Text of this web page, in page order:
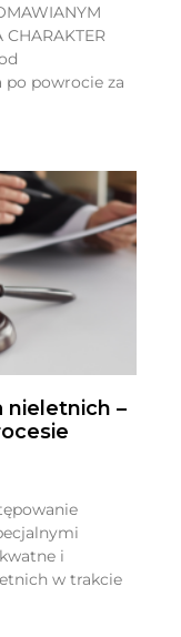
po powrocie za
nieletnich –
i
w trakcie